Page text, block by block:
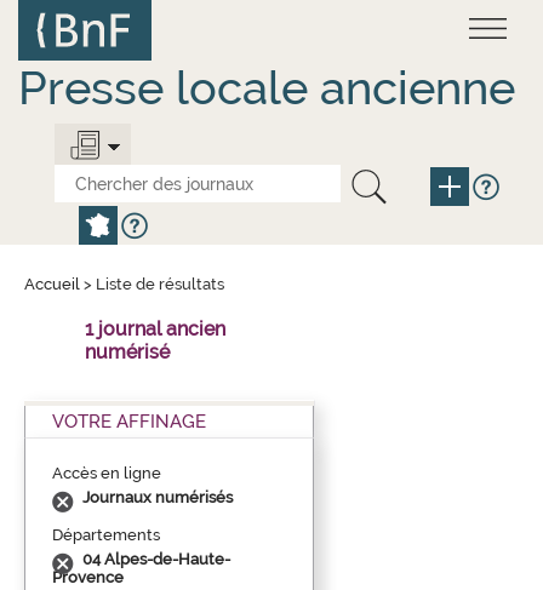
contenu
principal
Presse locale ancienne
Accueil > Liste de résultats
1 journal ancien
numérisé
VOTRE AFFINAGE
Accès en ligne
Journaux numérisés
Départements
04 Alpes-de-Haute-
Provence
Panneau de gestion des cookies